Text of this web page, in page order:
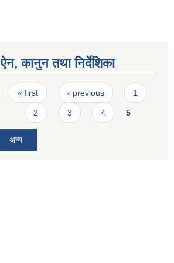
ऐन, कानुन तथा निर्देशिका
Pages
« first ‹ previous 1
2 3 4 5
अन्य